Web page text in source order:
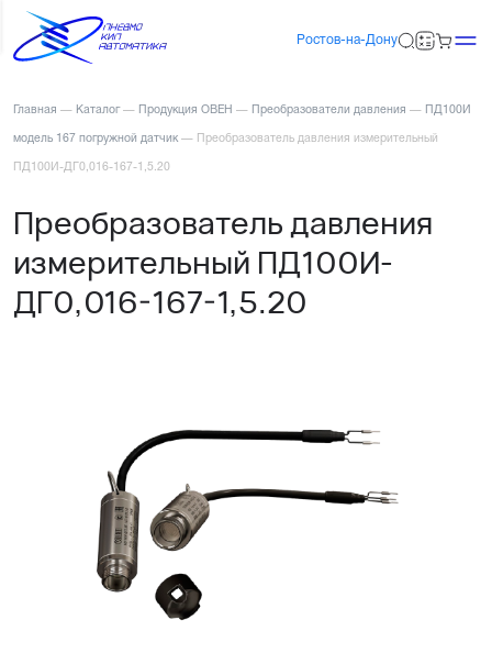
Ростов-на-Дону
Главная — Каталог — Продукция ОВЕН — Преобразователи давления — ПД100И
модель 167 погружной датчик — Преобразователь давления измерительный
ПД100И-ДГ0,016-167-1,5.20
Преобразователь давления
измерительный ПД100И-
ДГ0,016-167-1,5.20